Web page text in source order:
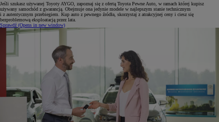
Jeśli szukasz używanej Toyoty AYGO, zapoznaj się z ofertą Toyota Pewne Auto, w ramach której kupisz
używany samochód z gwarancją. Obejmuje ona jedynie modele w najlepszym stanie technicznym
i z autentycznym przebiegiem. Kup auto z pewnego źródła, skorzystaj z atrakcyjnej ceny i ciesz się
bezproblemową eksploatacją przez lata.
Sprawdź (Opens in new window)